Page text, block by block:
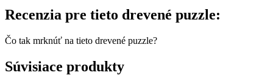
Recenzia pre tieto drevené puzzle:
Čo tak mrknúť na tieto drevené puzzle?
Súvisiace produkty